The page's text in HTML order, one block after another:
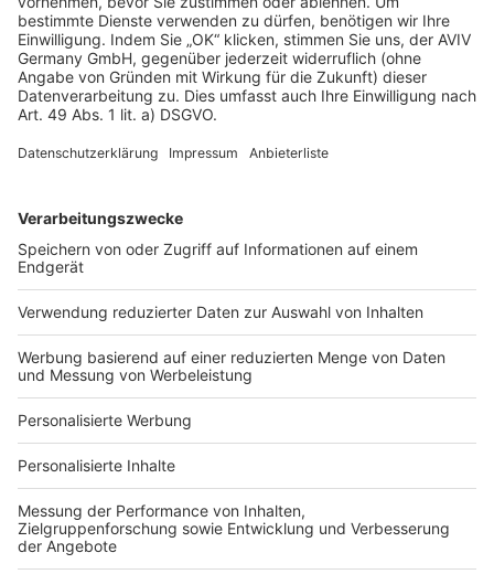
AGB-Übersicht
Datenschutz
Impressum
Services
Bauprojekt-Quiz
Häuser-Suche
Hausanbieter-Suche
Bauprojekt-Profil
Für Unternehmen
Ihre Baufirma auf bauen.de
Kostenloses Infogespräch